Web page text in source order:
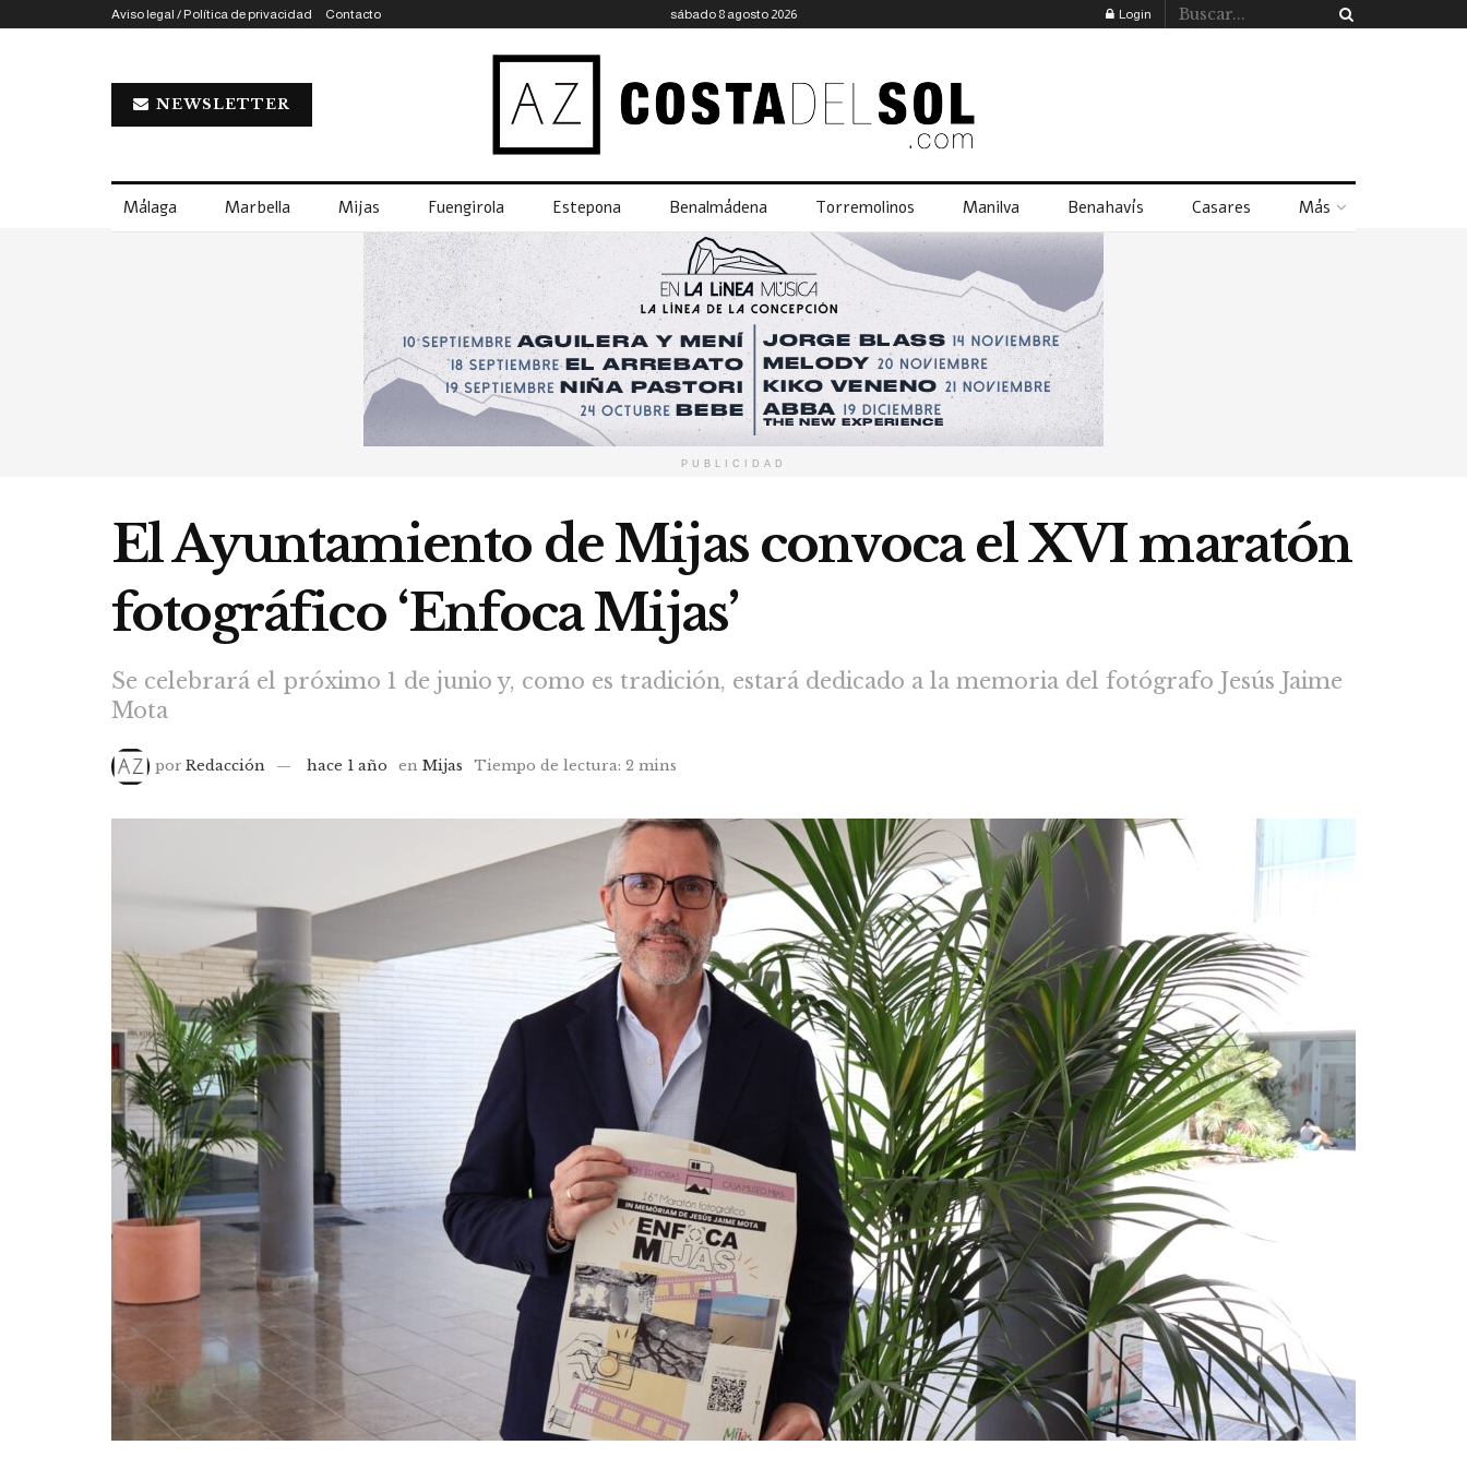
Aviso legal / Política de privacidad Contacto sábado 8 agosto 2026 Login
NEWSLETTER
Málaga Marbella Mijas Fuengirola Estepona Benalmádena Torremolinos Manilva Benahavís Casares Más
PUBLICIDAD
El Ayuntamiento de Mijas convoca el XVI maratón
fotográfico ‘Enfoca Mijas’
Se celebrará el próximo 1 de junio y, como es tradición, estará dedicado a la memoria del fotógrafo Jesús Jaime
Mota
por Redacción hace 1 año en Mijas Tiempo de lectura: 2 mins